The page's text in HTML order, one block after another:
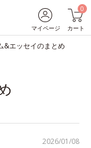
マイページ
0
カート
&エッセイのまとめ
2026/01/08